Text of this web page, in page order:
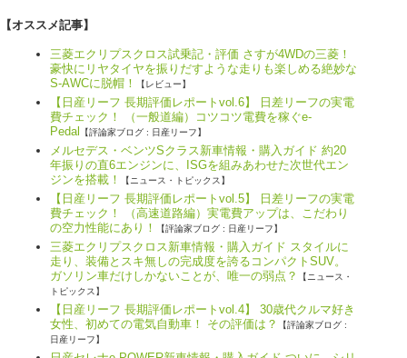
【オススメ記事】
三菱エクリプスクロス試乗記・評価 さすが4WDの三菱！
豪快にリヤタイヤを振りだすような走りも楽しめる絶妙な
S-AWCに脱帽！
【レビュー】
【日産リーフ 長期評価レポートvol.6】 日差リーフの実電
費チェック！ （一般道編）コツコツ電費を稼ぐe-
Pedal
【評論家ブログ : 日産リーフ】
メルセデス・ベンツSクラス新車情報・購入ガイド 約20
年振りの直6エンジンに、ISGを組みあわせた次世代エン
ジンを搭載！
【ニュース・トピックス】
【日産リーフ 長期評価レポートvol.5】 日差リーフの実電
費チェック！ （高速道路編）実電費アップは、こだわり
の空力性能にあり！
【評論家ブログ : 日産リーフ】
三菱エクリプスクロス新車情報・購入ガイド スタイルに
走り、装備とスキ無しの完成度を誇るコンパクトSUV。
ガソリン車だけしかないことが、唯一の弱点？
【ニュース・
トピックス】
【日産リーフ 長期評価レポートvol.4】 30歳代クルマ好き
女性、初めての電気自動車！ その評価は？
【評論家ブログ :
日産リーフ】